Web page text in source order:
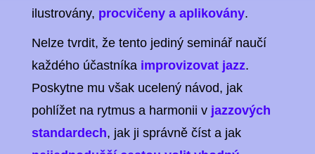
ilustrovány, procvičeny a aplikovány.
Nelze tvrdit, že tento jediný seminář naučí
každého účastníka improvizovat jazz.
Poskytne mu však ucelený návod, jak
pohlížet na rytmus a harmonii v jazzových
standardech, jak ji správně číst a jak